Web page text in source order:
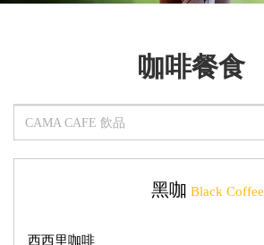
咖啡餐食
CAMA CAFE 飲品
黑咖 Black Coffee
西西里咖啡